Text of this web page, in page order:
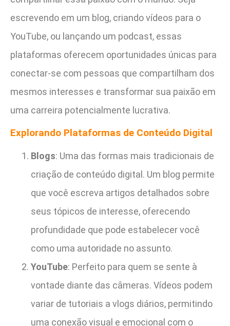
escrevendo em um blog, criando vídeos para o
YouTube, ou lançando um podcast, essas
plataformas oferecem oportunidades únicas para
conectar-se com pessoas que compartilham dos
mesmos interesses e transformar sua paixão em
uma carreira potencialmente lucrativa.
Explorando Plataformas de Conteúdo Digital
Blogs: Uma das formas mais tradicionais de
criação de conteúdo digital. Um blog permite
que você escreva artigos detalhados sobre
seus tópicos de interesse, oferecendo
profundidade que pode estabelecer você
como uma autoridade no assunto.
YouTube: Perfeito para quem se sente à
vontade diante das câmeras. Vídeos podem
variar de tutoriais a vlogs diários, permitindo
uma conexão visual e emocional com o